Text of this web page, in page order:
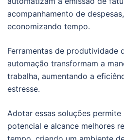
acompanhamento de
economizando tempo.
Ferramentas de produtividade
automação transformam a
trabalha, aumentando a
estresse.
Adotar essas soluções
potencial e alcance melhores